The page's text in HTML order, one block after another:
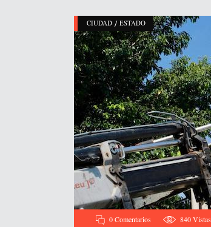
CIUDAD / ESTADO
0 Comentarios 840Vistas